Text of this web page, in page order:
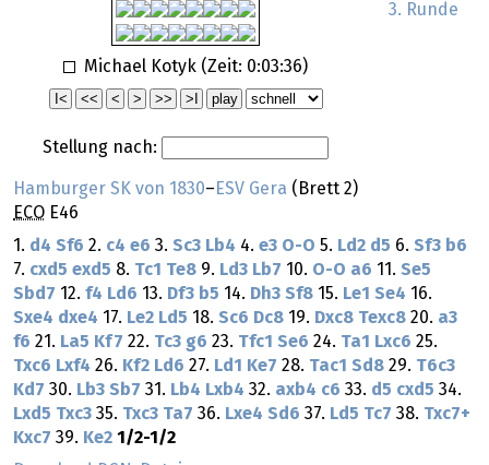
Michael Kotyk (Zeit: 0:03:36)
Stellung nach:
3. Runde
Hamburger SK von 1830– ESV Gera (Brett 2)
ECO E46
1. d4 Sf6 2. c4 e6 3. Sc3 Lb4 4. e3 O-O 5. Ld2 d5 6. Sf3 b6
7. cxd5 exd5 8. Tc1 Te8 9. Ld3 Lb7 10. O-O a6 11. Se5
Sbd7 12. f4 Ld6 13. Df3 b5 14. Dh3 Sf8 15. Le1 Se4 16.
Sxe4 dxe4 17. Le2 Ld5 18. Sc6 Dc8 19. Dxc8 Texc8 20. a3
f6 21. La5 Kf7 22. Tc3 g6 23. Tfc1 Se6 24. Ta1 Lxc6 25.
Txc6 Lxf4 26. Kf2 Ld6 27. Ld1 Ke7 28. Tac1 Sd8 29. T6c3
Kd7 30. Lb3 Sb7 31. Lb4 Lxb4 32. axb4 c6 33. d5 cxd5 34.
Lxd5 Txc3 35. Txc3 Ta7 36. Lxe4 Sd6 37. Ld5 Tc7 38. Txc7+
Kxc7 39. Ke2 1/2-1/2